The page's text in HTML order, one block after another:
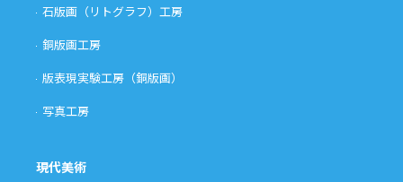
石版画（リトグラフ）工房
銅版画工房
版表現実験工房（銅版画）
写真工房
現代美術